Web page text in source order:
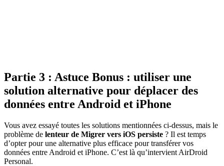
Partie 3 : Astuce Bonus : utiliser une
solution alternative pour déplacer des
données entre Android et iPhone
Vous avez essayé toutes les solutions mentionnées ci-dessus, mais le
problème de lenteur de Migrer vers iOS persiste ? Il est temps
d’opter pour une alternative plus efficace pour transférer vos
données entre Android et iPhone. C’est là qu’intervient AirDroid
Personal.